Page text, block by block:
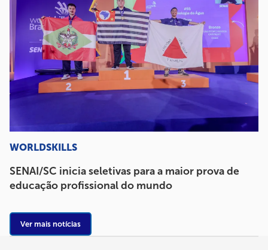
WORLDSKILLS
SENAI/SC inicia seletivas para a maior prova de
educação profissional do mundo
Ver mais notícias